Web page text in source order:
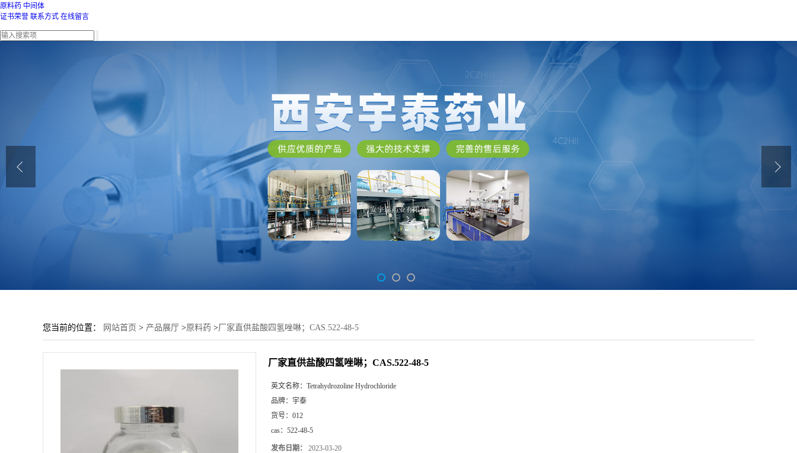
原料药 中间体
证书荣誉 联系方式 在线留言
您当前的位置： 网站首页 > 产品展厅 >原料药 >厂家直供盐酸四氢唑啉；CAS.522-48-5
厂家直供盐酸四氢唑啉；CAS.522-48-5
英文名称： Tetrahydrozoline Hydrochloride
品牌： 宇泰
货号： 012
cas： 522-48-5
发布日期： 2023-03-20